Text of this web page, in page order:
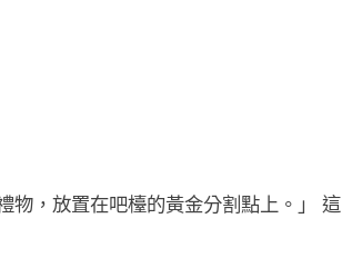
物，放置在吧檯的黃金分割點上。」 這